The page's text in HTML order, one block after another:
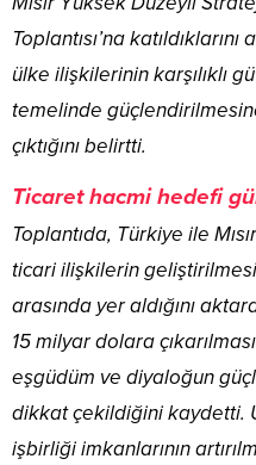
Toplantısı’na
ülke ilişkilerinin karşılıklı
temelinde
çıktığını belirtti.
Ticaret hacmi hedefi
Toplantıda, Türkiye ile
ticari ilişkilerin
arasında yer aldığını
15 milyar dolara
eşgüdüm ve diyaloğun
dikkat çekildiğini kaydetti.
işbirliği imkanlarının